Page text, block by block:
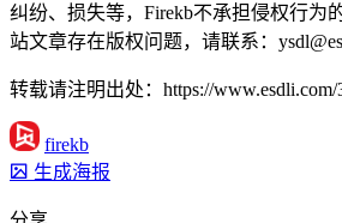
纠纷、损失等，Firekb不承担侵权行为
站文章存在版权问题，请联系：
转载请注明出处：https://www.esdli.com/
firekb
生成海报